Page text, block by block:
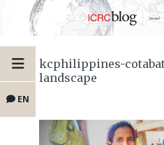
EN
kcphilippines-
landscape